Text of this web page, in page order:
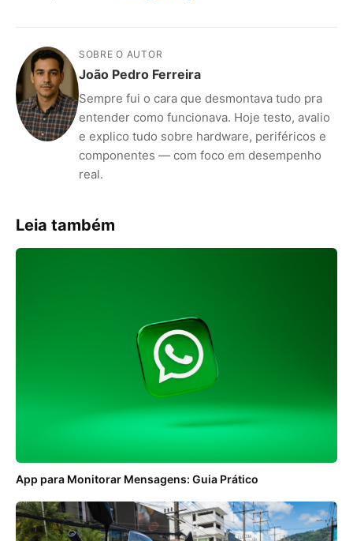
SOBRE O AUTOR
João Pedro Ferreira
Sempre fui o cara que desmontava tudo pra
entender como funcionava. Hoje testo, avalio
e explico tudo sobre hardware, periféricos e
componentes — com foco em desempenho
real.
Leia também
App para Monitorar Mensagens: Guia Prático